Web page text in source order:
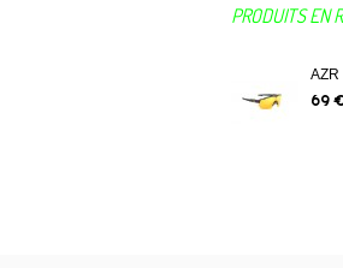
PRODUITS EN
AZR
69 €